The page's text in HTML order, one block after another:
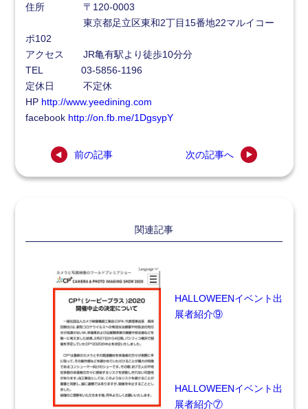
住所 〒120-0003
東京都足立区東和2丁目15番地22マルイコー
ポ102
アクセス JR亀有駅より徒歩10分分
TEL 03-5856-1196
定休日 不定休
HP http://www.yeedining.com
facebook http://on.fb.me/1DgsypY
前の記事 次の記事へ
関連記事
HALLOWEENイベント出
展者紹介⑨
HALLOWEENイベント出
展者紹介⑦